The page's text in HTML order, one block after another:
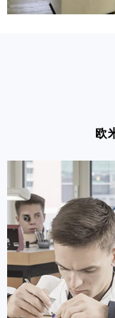
欧